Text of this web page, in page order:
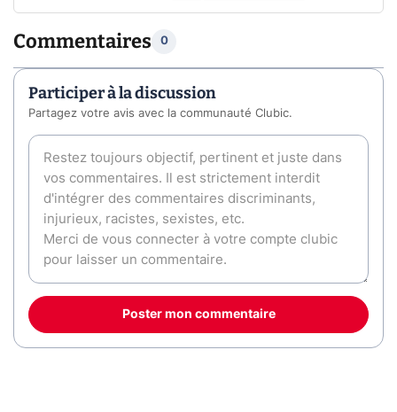
Commentaires 0
Participer à la discussion
Partagez votre avis avec la communauté Clubic.
Poster mon commentaire